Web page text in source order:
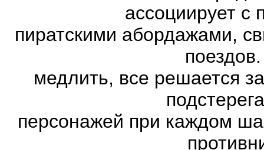
ассоциирует с
пиратскими абордажами,
медлить, все решается
персонажей при каждом